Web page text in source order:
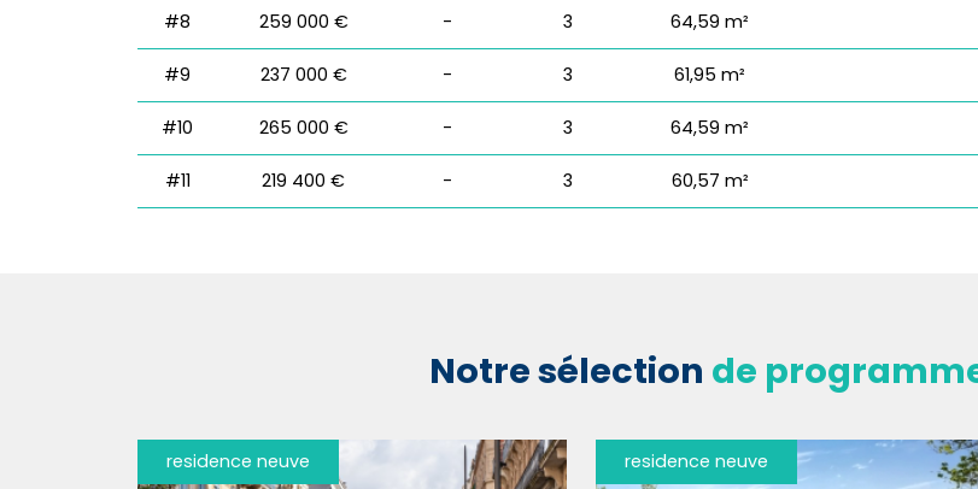
#8 259 000 € - 3 64,59 m²
#9 237 000 € - 3 61,95 m²
#10 265 000 € - 3 64,59 m²
#11 219 400 € - 3 60,57 m²
Notre sélection de
residence neuve residence neuve